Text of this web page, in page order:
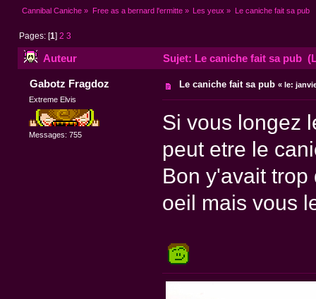
Cannibal Caniche » Free as a bernard l'ermitte» Les yeux » Le caniche fait sa pub
Pages: [1]2 3
Auteur Sujet: Le caniche fait sa pub
Gabotz Fragdoz
Extreme Elvis
Messages: 755
Le caniche fait sa pub «le:
Si vous longez
peut etre le
Bon y'avait
oeil mais vous